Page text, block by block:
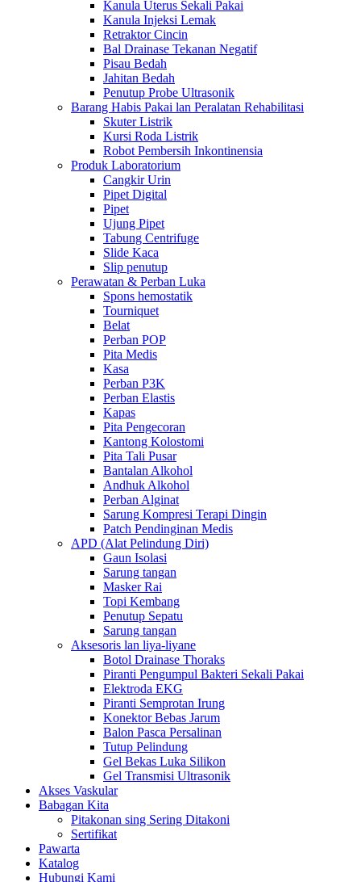
Kanula Uterus Sekali Pakai
Kanula Injeksi Lemak
Retraktor Cincin
Bal Drainase Tekanan Negatif
Pisau Bedah
Jahitan Bedah
Penutup Probe Ultrasonik
Barang Habis Pakai lan Peralatan Rehabilitasi
Skuter Listrik
Kursi Roda Listrik
Robot Pembersih Inkontinensia
Produk Laboratorium
Cangkir Urin
Pipet Digital
Pipet
Ujung Pipet
Tabung Centrifuge
Slide Kaca
Slip penutup
Perawatan & Perban Luka
Spons hemostatik
Tourniquet
Belat
Perban POP
Pita Medis
Kasa
Perban P3K
Perban Elastis
Kapas
Pita Pengecoran
Kantong Kolostomi
Pita Tali Pusar
Bantalan Alkohol
Andhuk Alkohol
Perban Alginat
Sarung Kompresi Terapi Dingin
Patch Pendinginan Medis
APD (Alat Pelindung Diri)
Gaun Isolasi
Sarung tangan
Masker Rai
Topi Kembang
Penutup Sepatu
Sarung tangan
Aksesoris lan liya-liyane
Botol Drainase Thoraks
Piranti Pengumpul Bakteri Sekali Pakai
Elektroda EKG
Piranti Semprotan Irung
Konektor Bebas Jarum
Balon Pasca Persalinan
Tutup Pelindung
Gel Bekas Luka Silikon
Gel Transmisi Ultrasonik
Akses Vaskular
Babagan Kita
Pitakonan sing Sering Ditakoni
Sertifikat
Pawarta
Katalog
Hubungi Kami